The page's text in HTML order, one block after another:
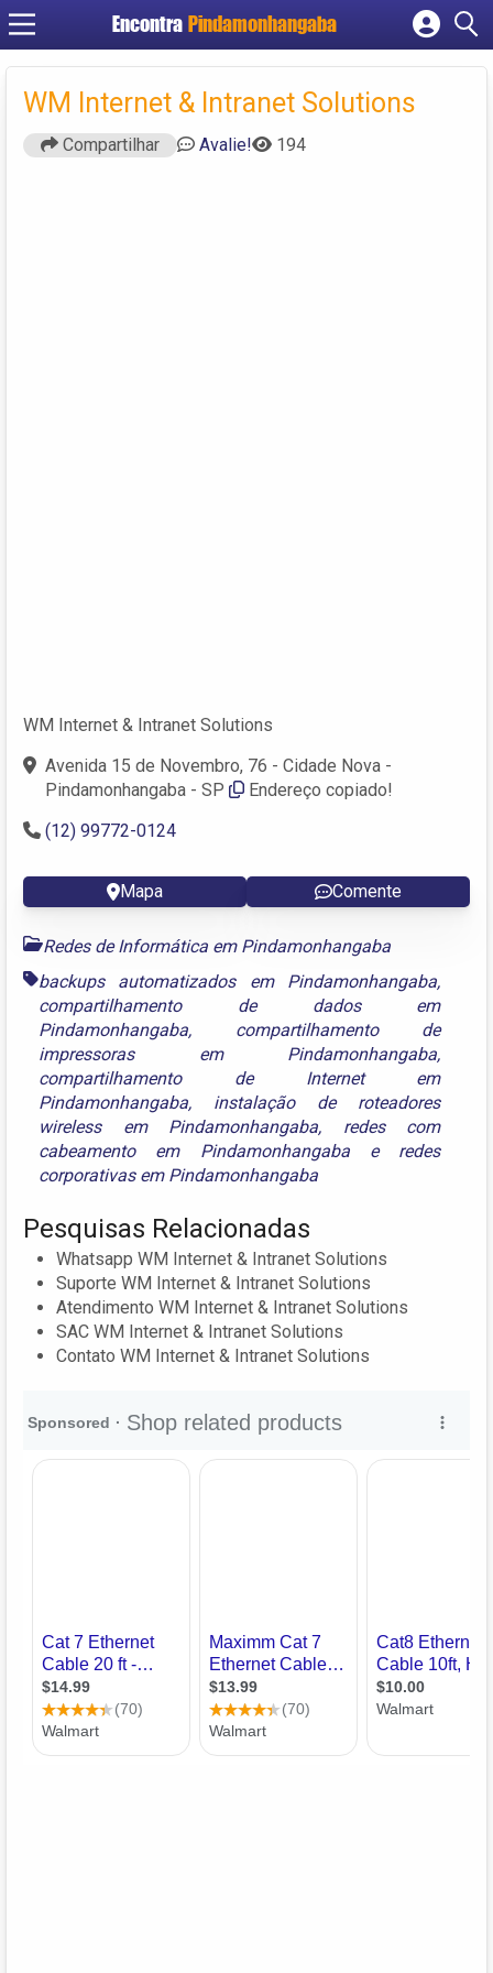
Encontra Pindamonhangaba
Cadastrar empresa
Criar conta
WM Internet & Intranet Solutions
Compartilhar Avalie! 194
WM Internet & Intranet Solutions
Avenida 15 de Novembro, 76 - Cidade Nova -
Pindamonhangaba - SP
Endereço copiado!
(12) 99772-0124
Mapa Comente
Redes de Informática em Pindamonhangaba
backups automatizados em Pindamonhangaba,
compartilhamento de dados em
Pindamonhangaba, compartilhamento de
impressoras em Pindamonhangaba,
compartilhamento de Internet em
Pindamonhangaba, instalação de roteadores
wireless em Pindamonhangaba, redes com
cabeamento em Pindamonhangabae redes
corporativas em Pindamonhangaba
Pesquisas Relacionadas
Whatsapp WM Internet & Intranet Solutions
Suporte WM Internet & Intranet Solutions
Atendimento WM Internet & Intranet Solutions
SAC WM Internet & Intranet Solutions
Contato WM Internet & Intranet Solutions